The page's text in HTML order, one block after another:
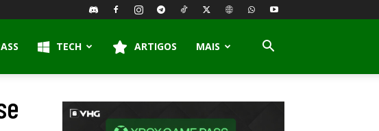
TECH ARTIGOS MAIS